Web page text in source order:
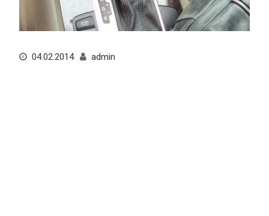
04.02.2014 admin